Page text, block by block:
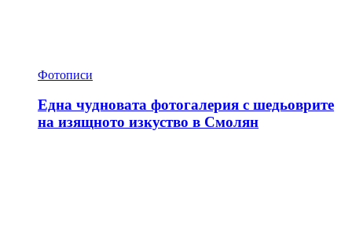
Фотописи
Една чудновата фотогалерия с шедьоврите
на изящното изкуство в Смолян